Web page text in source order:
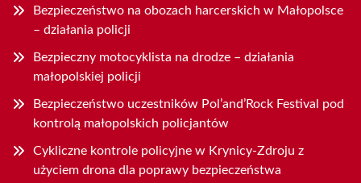
Bezpieczeństwo na obozach harcerskich w Małopolsce
– działania policji
Bezpieczny motocyklista na drodze – działania
małopolskiej policji
Bezpieczeństwo uczestników Pol’and’Rock Festival pod
kontrolą małopolskich policjantów
Cykliczne kontrole policyjne w Krynicy-Zdroju z
użyciem drona dla poprawy bezpieczeństwa